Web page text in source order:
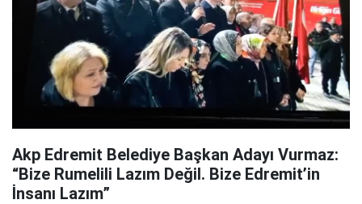
Akp Edremit Belediye Başkan Adayı Vurmaz:
“Bize Rumelili Lazım Değil. Bize Edremit’in
İnsanı Lazım”